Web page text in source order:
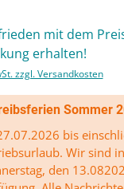
mit dem
erhalten!
zzgl. Versandkosten
Sommer
bis
Wir sind
den